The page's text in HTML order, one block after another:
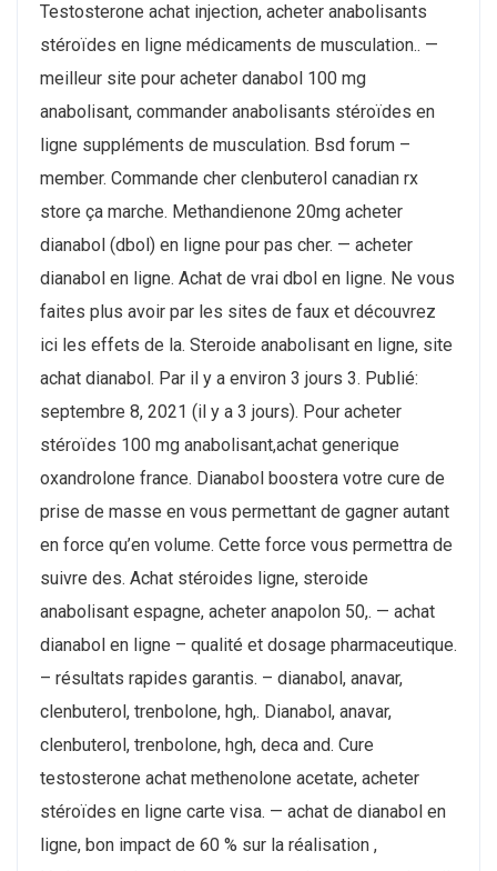
Testosterone achat injection, acheter anabolisants
stéroïdes en ligne médicaments de musculation.. —
meilleur site pour acheter danabol 100 mg
anabolisant, commander anabolisants stéroïdes en
ligne suppléments de musculation. Bsd forum –
member. Commande cher clenbuterol canadian rx
store ça marche. Methandienone 20mg acheter
dianabol (dbol) en ligne pour pas cher. — acheter
dianabol en ligne. Achat de vrai dbol en ligne. Ne vous
faites plus avoir par les sites de faux et découvrez
ici les effets de la. Steroide anabolisant en ligne, site
achat dianabol. Par il y a environ 3 jours 3. Publié:
septembre 8, 2021 (il y a 3 jours). Pour acheter
stéroïdes 100 mg anabolisant,achat generique
oxandrolone france. Dianabol boostera votre cure de
prise de masse en vous permettant de gagner autant
en force qu’en volume. Cette force vous permettra de
suivre des. Achat stéroides ligne, steroide
anabolisant espagne, acheter anapolon 50,. — achat
dianabol en ligne – qualité et dosage pharmaceutique.
– résultats rapides garantis. – dianabol, anavar,
clenbuterol, trenbolone, hgh,. Dianabol, anavar,
clenbuterol, trenbolone, hgh, deca and. Cure
testosterone achat methenolone acetate, acheter
stéroïdes en ligne carte visa. — achat de dianabol en
ligne, bon impact de 60 % sur la réalisation ,